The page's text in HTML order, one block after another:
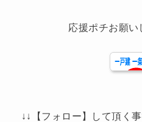
応援ポチお願
↓↓【フォロー】して頂く